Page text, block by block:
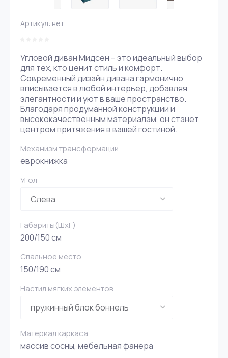
Артикул: нет
Угловой диван Мидсен – это идеальный выбор
для тех, кто ценит стиль и комфорт.
Современный дизайн дивана гармонично
вписывается в любой интерьер, добавляя
элегантности и уют в ваше пространство.
Благодаря продуманной конструкции и
высококачественным материалам, он станет
центром притяжения в вашей гостиной.
Механизм трансформации
еврокнижка
Угол
Габариты(ШxГ)
200/150 см
Спальное место
150/190 см
Настил мягких элементов
Материал каркаса
массив сосны, мебельная фанера